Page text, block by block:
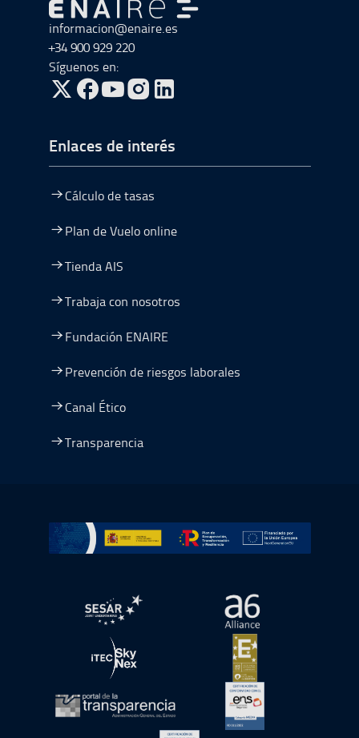
Ir a Ir al inicio
informacion@enaire.es
+34 900 929 220
Síguenos en:
ir a Twitter, abre en una nueva ventana
ir a Facebook, abre en una nueva ventana
ir a Youtube, abre en una nueva ventana
ir a Instagram, abre en una nueva
Enlaces de interés
Cálculo de tasas
Plan de Vuelo online
Tienda AIS
Trabaja con nosotros
Fundación ENAIRE
Prevención de riesgos laborales
Canal Ético
Transparencia
Ir a Plan de Recuperación, Transformación y
abre en ventana nueva abre en ventana
abre en ventana nueva abre en ventana
abre en ventana nueva